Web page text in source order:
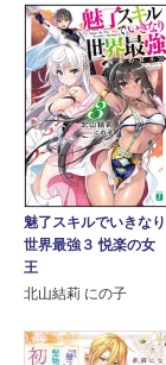
魅了スキルでいきなり
世界最強３ 悦楽の女
王
北山結莉 にの子